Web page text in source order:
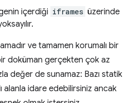
içerdiği iframes üzerinde
ve tamamen korumalı bir
doküman gerçekten çok az
değer de sunamaz: Bazı statik
alanla idare edebilirsiniz ancak